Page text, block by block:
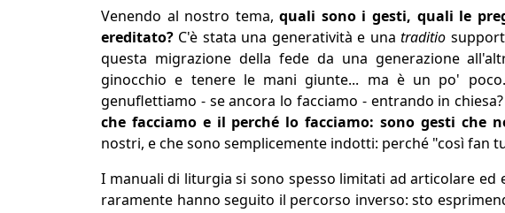
Venendo al nostro tema,quali sono i gesti, quali le
ereditato? C'è stata una generatività e unatraditio
questa migrazione della fede da una generazione
ginocchio e tenere le mani giunte... ma è un po'
genuflettiamo - se ancora lo facciamo - entrando in chiesa?
che facciamo e il perché lo facciamo: sono gesti che
nostri, e che sono semplicemente indotti: perché "così fan
I manuali di liturgia si sono spesso limitati ad articolare ed
raramente hanno seguito il percorso inverso: sto